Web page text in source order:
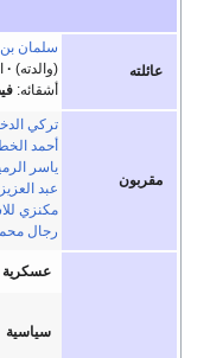
محمد بن
سلمان بن عبد العزيز
(والدته)
اخوته:تركي،
عبد العزيز
سعود
عادل
وليد
عبد العزيز الهويريني
مكنزي للاستشارات
رجال محمد بن سلمان